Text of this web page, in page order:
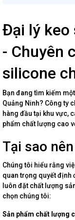
Đại lý keo
- Chuyên
silicone
Bạn đang tìm kiếm
Quảng Ninh? Công ty
hàng đầu tại khu vực,
phẩm chất lượng cao
Tại sao
Chúng tôi hiểu rằng
quan trọng quyết định
luôn đặt chất lượng
chọn chúng tôi:
Sản phẩm chất lượng